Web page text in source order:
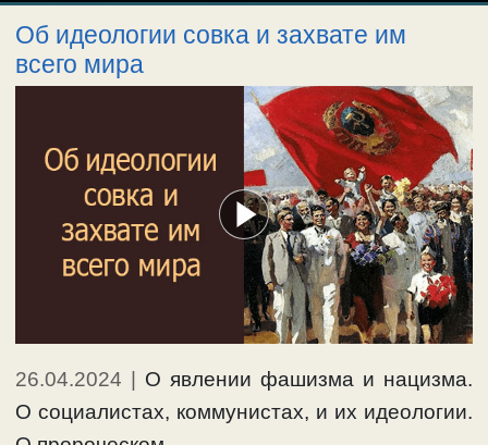
Об идеологии совка и захвате им
всего мира
26.04.2024
О явлении фашизма и нацизма.
О социалистах, коммунистах, и их идеологии.